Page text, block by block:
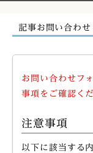
記事お問い合わせ
お問い合わせフ
事項をご確認くだ
注意事項
以下に該当する